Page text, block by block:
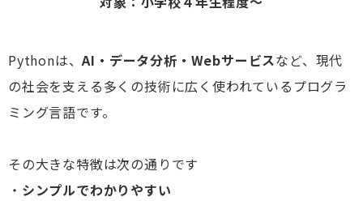
Pythonは、AI・データ分析・Webサービスなど、現代
の社会を支える多くの技術に広く使われているプログラ
ミング言語です。
その大きな特徴は次の通りです
・ シンプルでわかりやすい